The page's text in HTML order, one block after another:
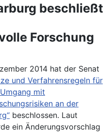
beschließt
Forschung
2014 hat der Senat
und Verfahrensregeln für
mit
an der
beschlossen. Laut
ein Änderungsvorschlag